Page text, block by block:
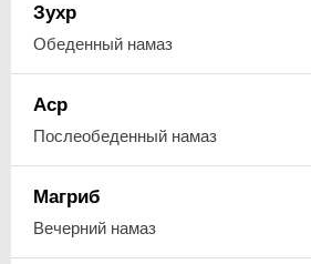
Зухр
Обеденный намаз
Аср
Послеобеденный намаз
Магриб
Вечерний намаз